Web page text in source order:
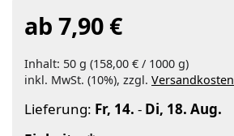
ab 7,90 €
Inhalt: 50 g (158,00 € / 1000 g)
inkl. MwSt. (10%), zzgl. Versandkosten
Lieferung: Fr, 14. - Di, 18. Aug.